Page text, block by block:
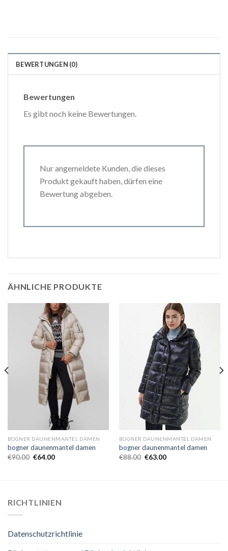
BEWERTUNGEN (0)
Bewertungen
Es gibt noch keine Bewertungen.
Nur angemeldete Kunden, die dieses
Produkt gekauft haben, dürfen eine
Bewertung abgeben.
ÄHNLICHE PRODUKTE
BOGNER DAUNENMANTEL DAMEN
bogner daunenmantel damen
€90.00 €64.00
BOGNER DAUNENMANTEL DAMEN
bogner daunenmantel damen
€88.00 €63.00
RICHTLINIEN
Datenschutzrichtlinie